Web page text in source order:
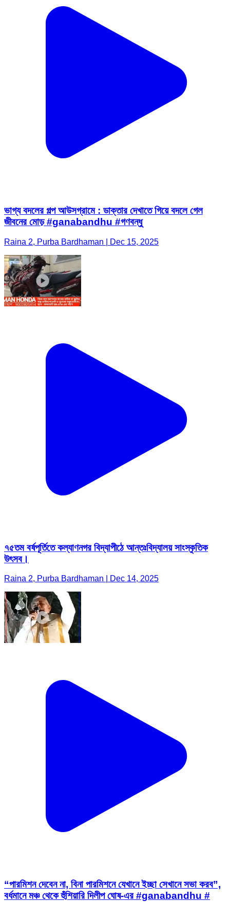
ভাগ্য বদলের গল্প আউসগ্রামে : ডাক্তার দেখাতে গিয়ে বদলে গেল
জীবনের মোড় #ganabandhu #গণবন্ধু
Raina 2, Purba Bardhaman | Dec 15, 2025
৭৫তম বর্ষপূর্তিতে কল্যাণনগর বিদ্যাপীঠে আন্তঃবিদ্যালয় সাংস্কৃতিক
উৎসব।
Raina 2, Purba Bardhaman | Dec 14, 2025
“পারমিশন দেবেন না, বিনা পারমিশনে যেখানে ইচ্ছা সেখানে সভা করব”,
বর্ধমানে মঞ্চ থেকে হুঁশিয়ারি দিলীপ ঘোষ-এর #ganabandhu #